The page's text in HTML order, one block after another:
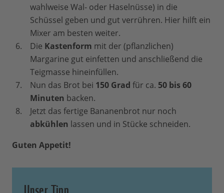
wahlweise Wal- oder Haselnüsse) in die
Schüssel geben und gut verrühren. Hier hilft ein
Mixer am besten weiter.
Die Kastenform mit der (pflanzlichen)
Margarine gut einfetten und anschließend die
Teigmasse hineinfüllen.
Nun das Brot bei 150 Grad für ca. 50 bis 60
Minuten backen.
Jetzt das fertige Bananenbrot nur noch
abkühlen lassen und in Stücke schneiden.
Guten Appetit!
Unser Tipp